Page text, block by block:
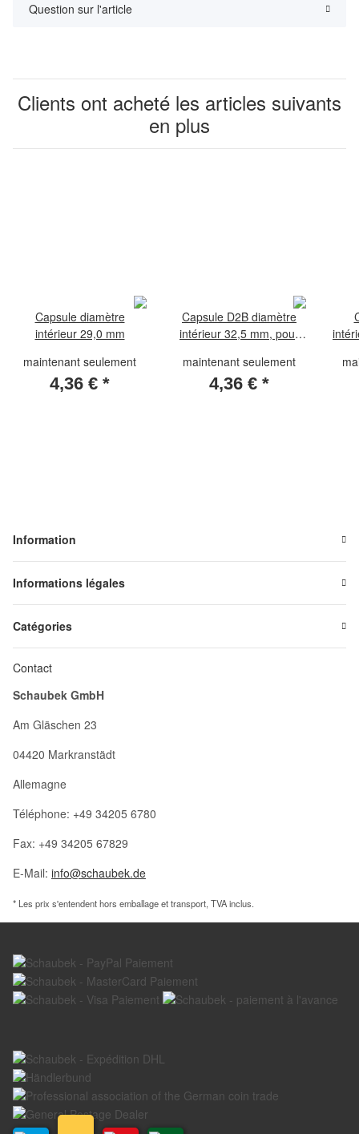
Question sur l'article
Clients ont acheté les articles suivants
en plus
Capsule diamètre
intérieur 29,0 mm
maintenant seulement
4,36 € *
Capsule D2B diamètre
intérieur 32,5 mm, pour
maintenant seulement
4,36 € *
Information
Informations légales
Catégories
Contact
Schaubek GmbH
Am Gläschen 23
04420 Markranstädt
Allemagne
Téléphone: +49 34205 6780
Fax: +49 34205 67829
E-Mail: info@schaubek.de
* Les prix s'entendent hors emballage et transport, TVA inclus.